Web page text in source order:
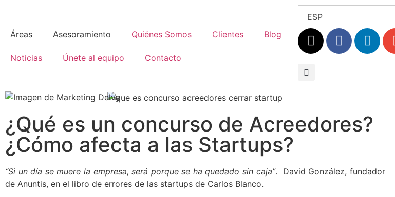
Áreas Asesoramiento Quiénes Somos Clientes Blog
Noticias Únete al equipo Contacto
ESP
¿Qué es un concurso de Acreedores?
¿Cómo afecta a las Startups?
“Si un día se muere la empresa, será porque se ha quedado sin caja”. David González, fundador
de Anuntis, en el libro de errores de las startups de Carlos Blanco.